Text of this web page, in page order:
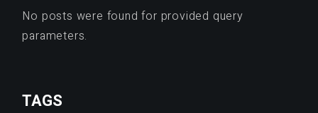
No posts were found for provided query
parameters.
TAGS